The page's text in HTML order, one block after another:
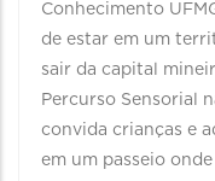
Conhecimento
de estar em um
sair da capital
Percurso Sensorial
convida crianças e
em um passeio